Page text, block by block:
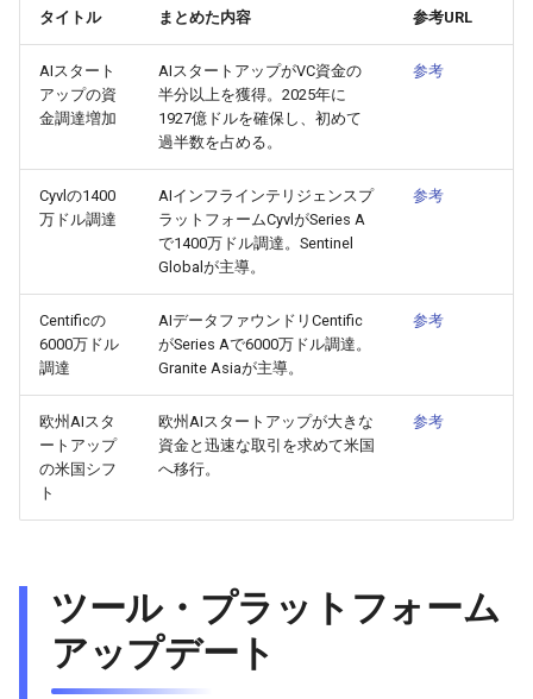
2026-05-10
2026-05-09
2026-05-07
2026-05-05
2026-05-04
2026-05-03
2026-04-30
2025-10-25
2025-10-24
2025-10-22
2025-10-20
2025-10-19
2025-10-18
2025-10-15
2026-05-10
2026-05-09
2026-05-07
2026-05-05
2026-05-04
2026-05-03
2026-04-30
2026-04-29
2026-05-07
2026-05-06
2026-05-04
2026-05-02
2026-05-01
2026-04-30
2026-04-27
2025-10-25
2025-10-24
2025-10-22
2025-10-20
2025-10-19
2025-10-18
2025-10-15
2026-05-06
2026-05-05
2026-05-03
2026-05-01
2026-04-30
2026-04-29
2026-04-26
2025-10-25
2025-10-24
2025-10-22
2025-10-20
2025-10-19
2025-10-18
2025-10-15
タイトル まとめた内容 参考URL
AIスタート
アップの資
金調達増加
AIスタートアップがVC資金の
半分以上を獲得。2025年に
1927億ドルを確保し、初めて
過半数を占める。
参考
Cyvlの1400
万ドル調達
AIインフラインテリジェンスプ
ラットフォームCyvlがSeries A
で1400万ドル調達。Sentinel
Globalが主導。
参考
Centificの
6000万ドル
調達
AIデータファウンドリCentific
がSeries Aで6000万ドル調達。
Granite Asiaが主導。
参考
欧州AIスタ
ートアップ
の米国シフ
ト
欧州AIスタートアップが大きな
資金と迅速な取引を求めて米国
へ移行。
参考
ツール・プラットフォーム
アップデート